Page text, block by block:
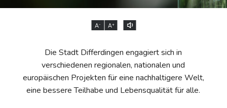
A- A+
Die Stadt Differdingen engagiert sich in
verschiedenen regionalen, nationalen und
europäischen Projekten für eine nachhaltigere Welt,
eine bessere Teilhabe und Lebensqualität für alle.